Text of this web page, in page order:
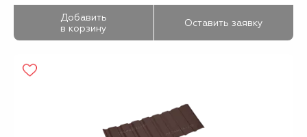
Добавить
в корзину
Оставить заявку